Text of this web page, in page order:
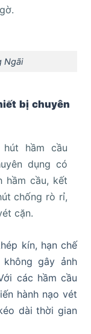
Ngãi
bị chuyên
hầm cầu
dụng có
hầm cầu, kết
chống rò rỉ,
cặn.
kín, hạn chế
gây ảnh
các hầm cầu
hành nạo vét
dài thời gian